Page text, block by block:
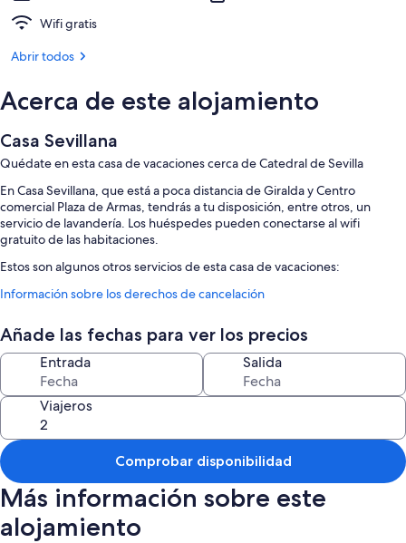
Wifi gratis
Abrir todos
Acerca de este alojamiento
Casa Sevillana
Quédate en esta casa de vacaciones cerca de Catedral de Sevilla
En Casa Sevillana, que está a poca distancia de Giralda y Centro
comercial Plaza de Armas, tendrás a tu disposición, entre otros, un
servicio de lavandería. Los huéspedes pueden conectarse al wifi
gratuito de las habitaciones.
Estos son algunos otros servicios de esta casa de vacaciones:
Servicio de registro de salida exprés, servicio de registro de entrada
Características de la habitación
Todas las habitaciones en Casa Sevillana ofrecen comodidades que
incluyen wifi gratis y habitaciones insonorizadas.
Además, otros de los servicios de los que disfrutarás incluyen:
4 baños con artículos de higiene personal gratuitos
Balcones, cocinas y hornos
Información sobre los derechos de cancelación
Añade las fechas para ver los precios
Entrada Salida
Viajeros
Comprobar disponibilidad
Más información sobre este
alojamiento